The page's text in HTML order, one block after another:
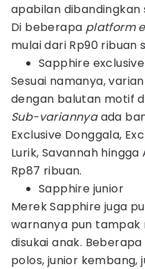
apabilan
Di beberapa platform
mulai dari Rp90 ribuan
Sapphire exclusive
Sesuai namanya,
dengan balutan motif
Sub-variannyaada
Exclusive Donggala,
Lurik, Savannah
Rp87 ribuan.
Sapphire junior
Merek Sapphire juga
warnanya pun
disukai anak.
polos, junior kembang,